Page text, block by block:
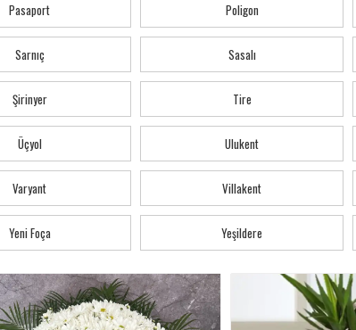
Pasaport Poligon
Sarnıç Sasalı
Şirinyer Tire
Üçyol Ulukent
Varyant Villakent
Yeni Foça Yeşildere